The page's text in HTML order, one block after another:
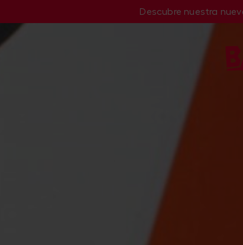
Descubre nuestra